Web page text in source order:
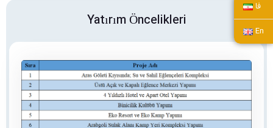
فا
En
Yatırım Öncelikleri